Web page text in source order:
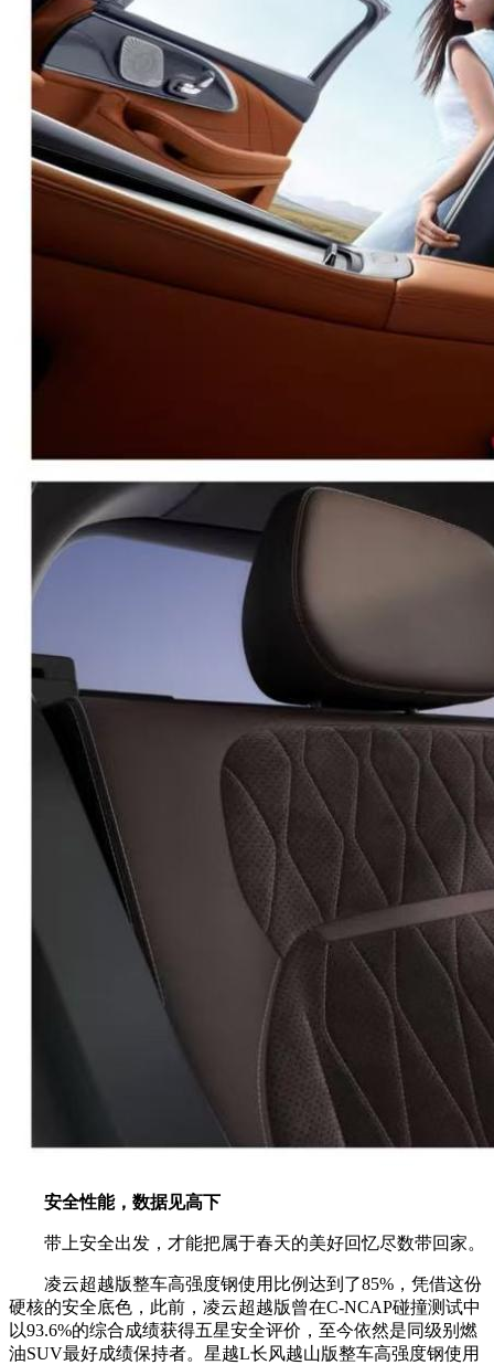
安全性能，数据见高下
带上安全出发，才能把属于春天的美好回忆尽数带回家。
凌云超越版整车高强度钢使用比例达到了85%，凭借这份
硬核的安全底色，此前，凌云超越版曾在C-NCAP碰撞测试中
以93.6%的综合成绩获得五星安全评价，至今依然是同级别燃
油SUV最好成绩保持者。星越L长风越山版整车高强度钢使用